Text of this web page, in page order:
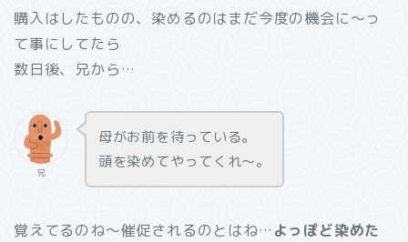
購入はしたものの、染めるのはまだ今度の機会に～っ
て事にしてたら
数日後、兄から…
兄
母がお前を待っている。
頭を染めてやってくれ～。
覚えてるのね～催促されるのとはね… よっぽど染めた